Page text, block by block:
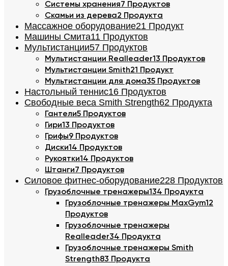
Системы хранения7 Продуктов
Скамьи из дерева2 Продукта
Массажное оборудование21 Продукт
Машины Смита11 Продуктов
Мультистанции57 Продуктов
Мультистанции Realleader13 Продуктов
Мультистанции Smith21 Продукт
Мультистанции для дома35 Продуктов
Настольный теннис16 Продуктов
Свободные веса Smith Strength62 Продукта
Гантели5 Продуктов
Гири13 Продуктов
Грифы9 Продуктов
Диски14 Продуктов
Рукоятки14 Продуктов
Штанги7 Продуктов
Силовое фитнес-оборудование228 Продуктов
Грузоблочные тренажеры134 Продукта
Грузоблочные тренажеры MaxGym12
Продуктов
Грузоблочные тренажеры
Realleader34 Продукта
Грузоблочные тренажеры Smith
Strength83 Продукта